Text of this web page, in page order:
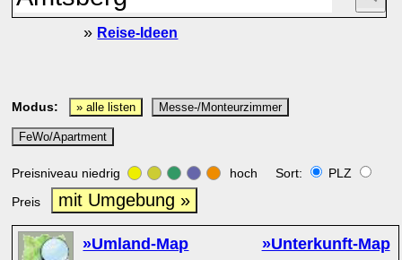
» Reise-Ideen
Modus: » alle listen Messe-/Monteurzimmer
FeWo/Apartment
Preisniveau niedrig hoch Sort:
PLZ
Preis
mit Umgebung »
»Umland-Map »Unterkunft-Map